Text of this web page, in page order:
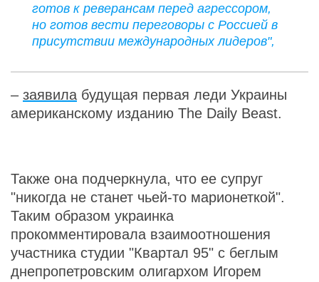
готов к реверансам перед агрессором,
но готов вести переговоры с Россией в
присутствии международных лидеров",
– заявила будущая первая леди Украины
американскому изданию The Daily Beast.
Также она подчеркнула, что ее супруг
"никогда не станет чьей-то марионеткой".
Таким образом украинка
прокомментировала взаимоотношения
участника студии "Квартал 95" с беглым
днепропетровским олигархом Игорем